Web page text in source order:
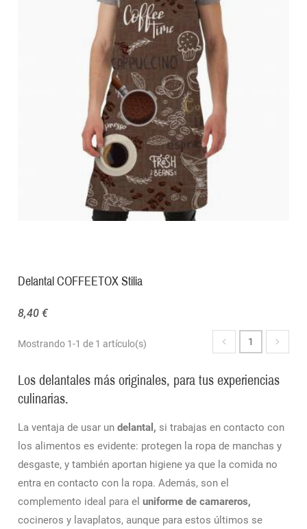
Delantal COFFEETOX Stilia
8,40 €
Mostrando 1-1 de 1 artículo(s) 1
Los delantales más originales, para tus experiencias
culinarias.
La ventaja de usar undelantal, si trabajas en contacto con
los alimentos es evidente: protegen la ropa de manchas y
desgaste, y también aportan higiene ya que la comida no
entra en contacto con la ropa. Además, son el
complemento ideal para eluniforme de camareros,
cocineros y lavaplatos, aunque para estos últimos se